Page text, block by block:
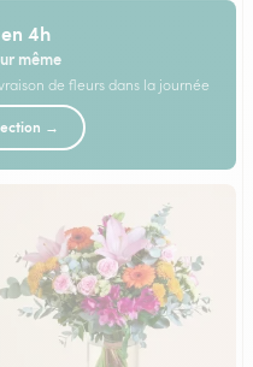
4h
même
de fleurs dans la journée
→